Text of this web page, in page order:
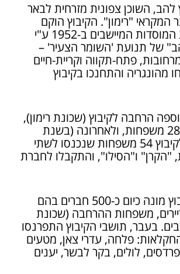
להב, השוכן צפונית מזרחית לבאר
"רימון". הקיבוץ הוקם
ביוזמת ובעזרת המוסדות המיישבים ב-1952 ע"י
של תנועת 'השומר הצעיר' –
בני 19 מרחובות, פתח-תקווה וקריית-חיים
מהונגריה והתחנכו בקיבוץ
2009 נוספה הרחבה לקיבוץ (שכונת רימון),
ומתגוררים בה 28 משפחות, ולאחרונה (בשנת
2020) נוספו לקיבוץ 54 משפחות שנכנסו לשתי
"הקרן" ו"הסילו", והתקבלו לחברת
אוכלוסיית הקיבוץ מונה כיום כ-500 חברים בהם
משפחות ההרחבה (שכונת
בעבר, תושבי הקיבוץ התפרנסו
פלחה, עדרי צאן, מטעים
לולים, בקר לבשר, יענים